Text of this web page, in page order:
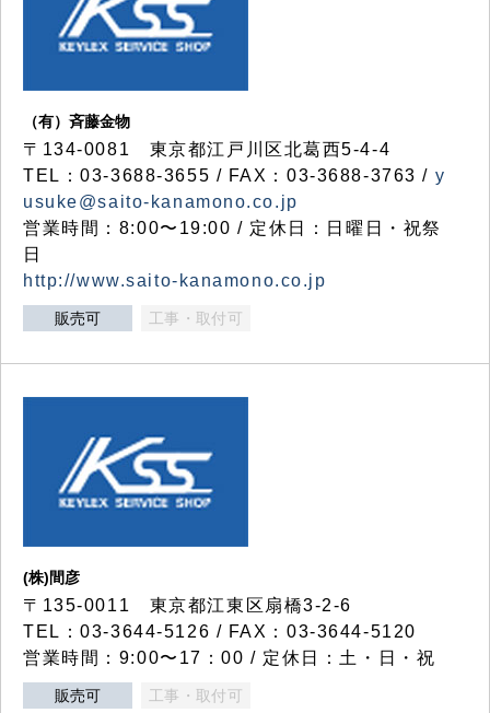
（有）斉藤金物
〒134-0081 東京都江戸川区北葛西5-4-4
TEL：03-3688-3655 / FAX：03-3688-3763 / y
usuke@saito-kanamono.co.jp
営業時間：8:00〜19:00 / 定休日：日曜日・祝祭
日
http://www.saito-kanamono.co.jp
販売可 工事・取付可
(株)間彦
〒135-0011 東京都江東区扇橋3-2-6
TEL：03-3644-5126 / FAX：03-3644-5120
営業時間：9:00〜17：00 / 定休日：土・日・祝
販売可 工事・取付可